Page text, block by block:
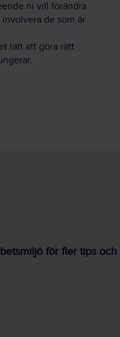
ni vill förändra
de som är
lätt att göra rätt.
för fler tips och